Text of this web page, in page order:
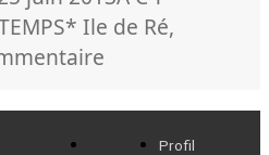
Mots-
clés
* Ile de Ré,
Don
Profil